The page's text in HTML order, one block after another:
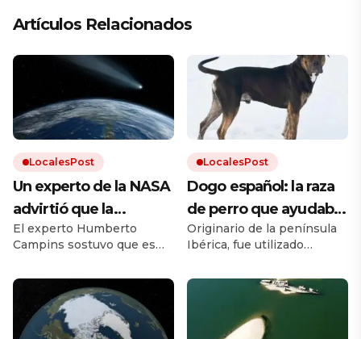
Artículos Relacionados
LocalesPost
Un experto de la NASA
advirtió que la
humanidad debe
prepararse para el
impacto de un
asteroide: «Volverá a
ocurrir»
El experto Humberto
Campins sostuvo que es
de defensa planetaria para
evitar un fenómeno como
el que extinguió a los
dinosaurios.
LocalesPost
Dogo español: la raza
de perro que ayudaba
en los campos y que
está en proceso de
recuperación
Originario de la península
Ibérica, fue utilizado
de trabajo. Debido a los
cruces con otras razas y a la
falta de un estándar oficial,
el dogo español estuvo al